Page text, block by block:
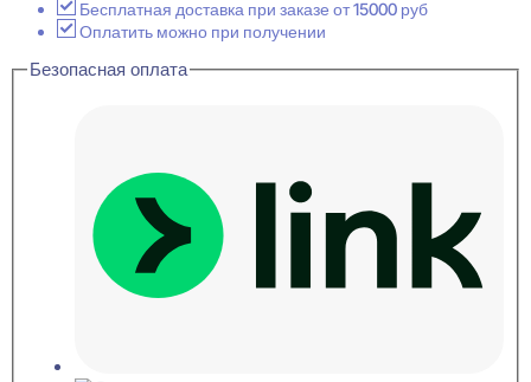
Карниз
потолочный
Бесплатная доставка при заказе от 15000 руб
Оплатить можно при получении
Безопасная оплата